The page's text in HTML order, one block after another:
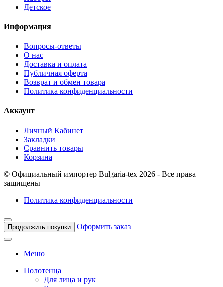
Детское
Информация
Вопросы-ответы
О нас
Доставка и оплата
Публичная оферта
Возврат и обмен товара
Политика конфиденциальности
Аккаунт
Личный Кабинет
Закладки
Сравнить товары
Корзина
© Официальный импортер Bulgaria-tex 2026 - Все права
защищены |
Политика конфиденциальности
Продолжить покупки Оформить заказ
Меню
Полотенца
Для лица и рук